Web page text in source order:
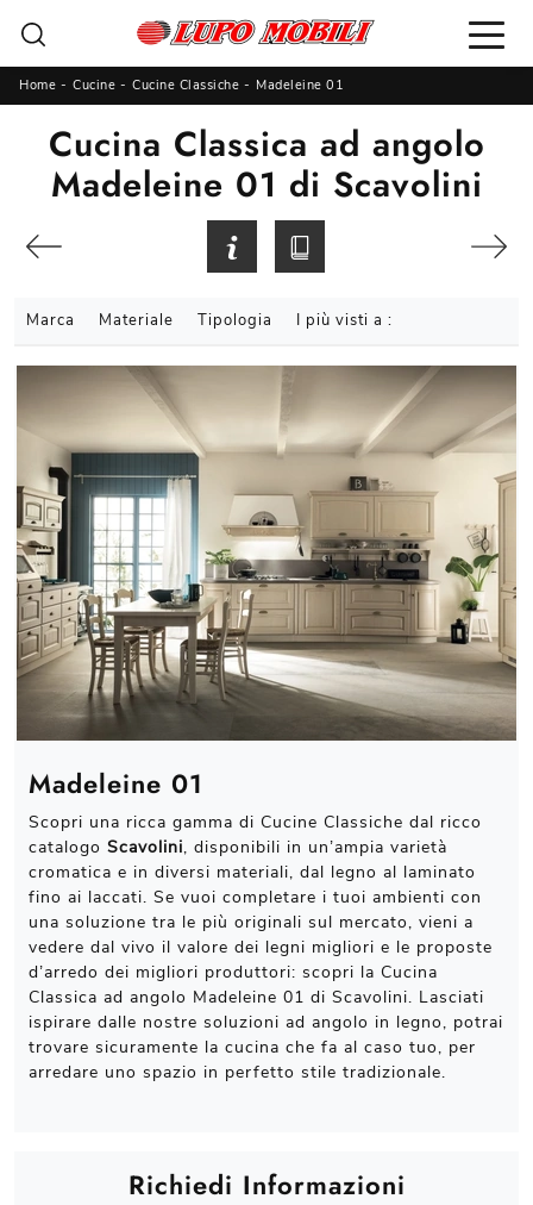
Home - Cucine - Cucine Classiche - Madeleine 01
Cucina Classica ad angolo
Madeleine 01 di Scavolini
Marca Materiale Tipologia I più visti a :
Madeleine 01
Scopri una ricca gamma di Cucine Classiche dal ricco
catalogo Scavolini, disponibili in un’ampia varietà
cromatica e in diversi materiali, dal legno al laminato
fino ai laccati. Se vuoi completare i tuoi ambienti con
una soluzione tra le più originali sul mercato, vieni a
vedere dal vivo il valore dei legni migliori e le proposte
d’arredo dei migliori produttori: scopri la Cucina
Classica ad angolo Madeleine 01 di Scavolini. Lasciati
ispirare dalle nostre soluzioni ad angolo in legno, potrai
trovare sicuramente la cucina che fa al caso tuo, per
arredare uno spazio in perfetto stile tradizionale.
Richiedi Informazioni